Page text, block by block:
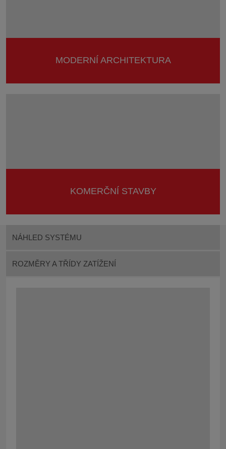
MODERNÍ ARCHITEKTURA
KOMERČNÍ STAVBY
NÁHLED SYSTÉMU
ROZMĚRY A TŘÍDY ZATÍŽENÍ